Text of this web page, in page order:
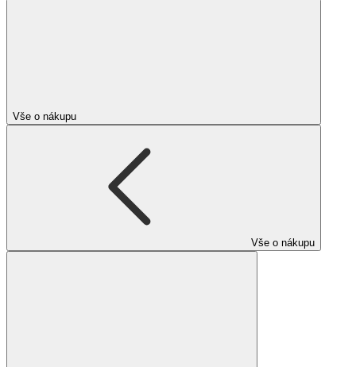
Vše o nákupu
Vše o nákupu